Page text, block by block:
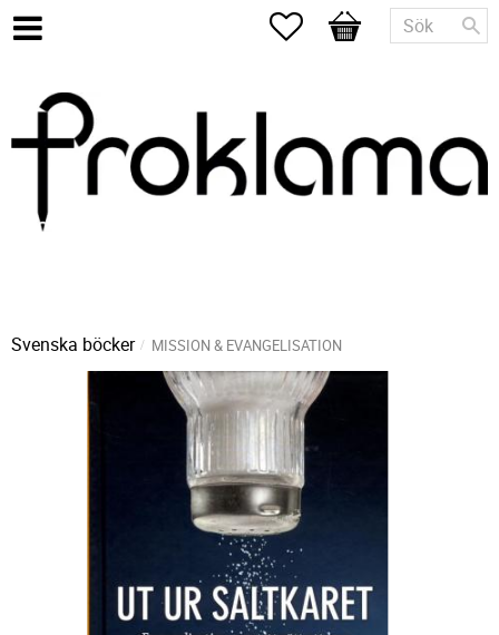
Favoriter
Kundvagn
Svenska böcker MISSION & EVANGELISATION